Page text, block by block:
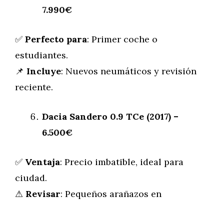
7.990€
✅ Perfecto para: Primer coche o
estudiantes.
📌 Incluye: Nuevos neumáticos y revisión
reciente.
Dacia Sandero 0.9 TCe (2017) –
6.500€
✅ Ventaja: Precio imbatible, ideal para
ciudad.
⚠ Revisar: Pequeños arañazos en